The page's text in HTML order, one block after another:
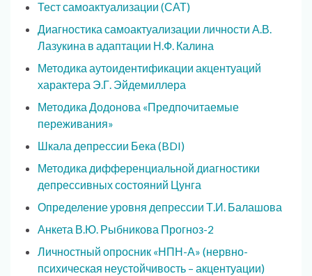
Тест самоактуализации (САТ)
Диагностика самоактуализации личности А.В.
Лазукина в адаптации Н.Ф. Калина
Методика аутоидентификации акцентуаций
характера Э.Г. Эйдемиллера
Методика Додонова «Предпочитаемые
переживания»
Шкала депрессии Бека (BDI)
Методика дифференциальной диагностики
депрессивных состояний Цунга
Определение уровня депрессии Т.И. Балашова
Анкета В.Ю. Рыбникова Прогноз-2
Личностный опросник «НПН-А» (нервно-
психическая неустойчивость – акцентуации)